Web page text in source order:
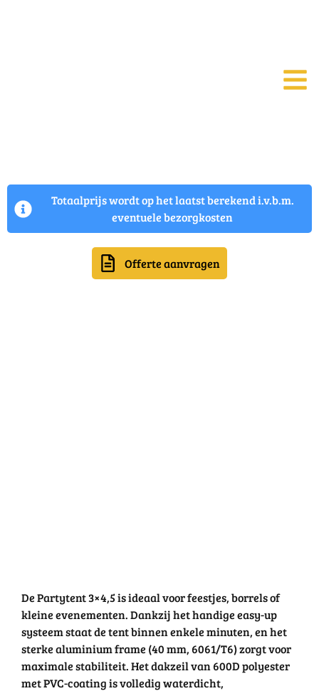
Totaalprijs wordt op het laatst berekend i.v.b.m.
eventuele bezorgkosten
Offerte aanvragen
De Partytent 3×4,5 is ideaal voor feestjes, borrels of
kleine evenementen. Dankzij het handige easy-up
systeem staat de tent binnen enkele minuten, en het
sterke aluminium frame (40 mm, 6061/T6) zorgt voor
maximale stabiliteit. Het dakzeil van 600D polyester
met PVC-coating is volledig waterdicht,